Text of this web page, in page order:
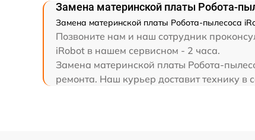
Замена материнской платы Робота-
Замена материнской платы Робота-пылесоса
Позвоните нам и наш сотрудник
iRobot в нашем сервисном - 2 часа.
Замена материнской платы Робота-
ремонта. Наш курьер доставит технику в